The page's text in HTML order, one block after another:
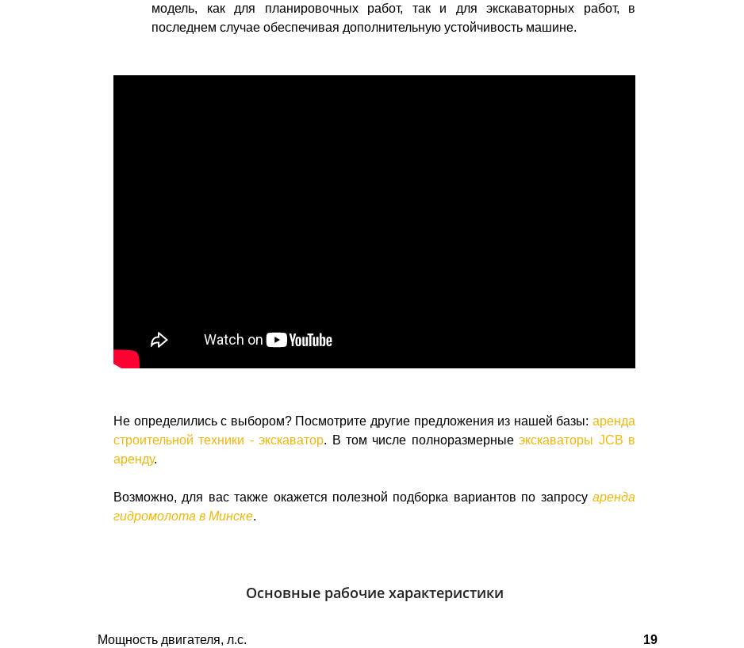
модель, как для планировочных работ, так и для экскаваторных работ, в
последнем случае обеспечивая дополнительную устойчивость машине.
Не определились с выбором? Посмотрите другие предложения из нашей базы: аренда
строительной техники - экскаватор. В том числе полноразмерныеэкскаваторы JCB в
аренду.
Возможно, для вас также окажется полезной подборка вариантов по запросу аренда
гидромолота в Минске.
Основные рабочие характеристики
Мощность двигателя, л.с. 19